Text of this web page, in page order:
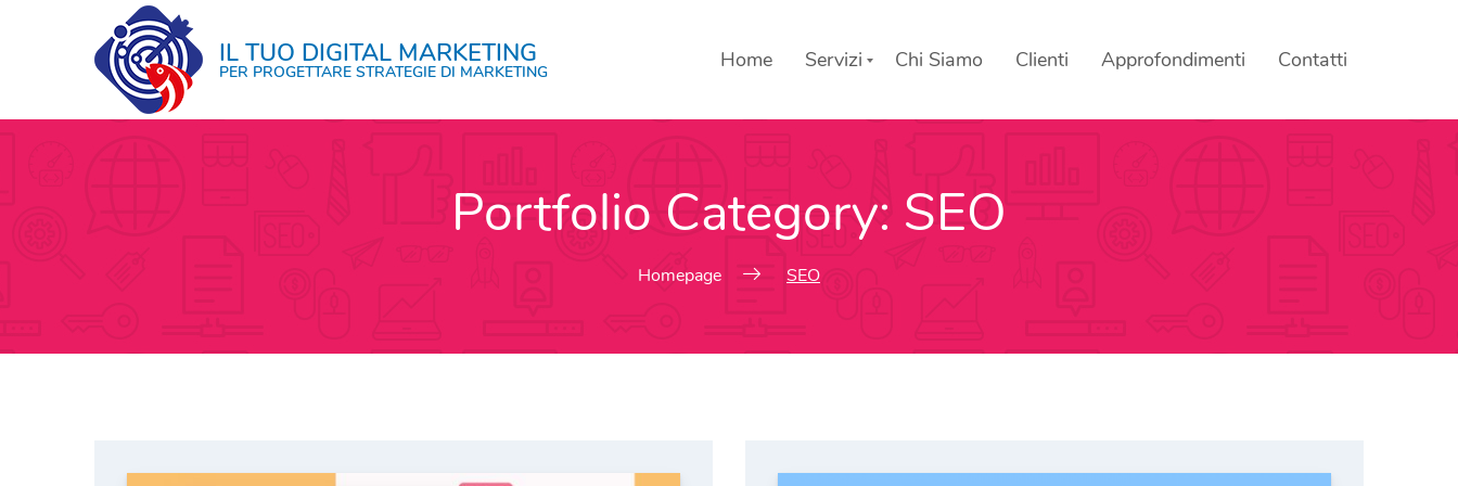
IL TUO DIGITAL MARKETING
PER PROGETTARE STRATEGIE DI MARKETING Home Servizi Chi Siamo Clienti Approfondimenti Contatti
Portfolio Category: SEO
Homepage SEO